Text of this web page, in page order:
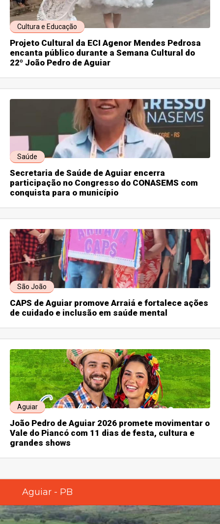
Cultura e Educação
Projeto Cultural da ECI Agenor Mendes Pedrosa
encanta público durante a Semana Cultural do
22º João Pedro de Aguiar
Saúde
Secretaria de Saúde de Aguiar encerra
participação no Congresso do CONASEMS com
conquista para o município
São João
CAPS de Aguiar promove Arraiá e fortalece ações
de cuidado e inclusão em saúde mental
Aguiar
João Pedro de Aguiar 2026 promete movimentar o
Vale do Piancó com 11 dias de festa, cultura e
grandes shows
Aguiar - PB